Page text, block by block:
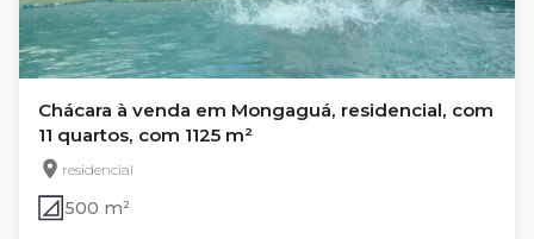
Chácara à venda em Mongaguá, residencial, com
11 quartos, com 1125 m²
residencial
500 m²